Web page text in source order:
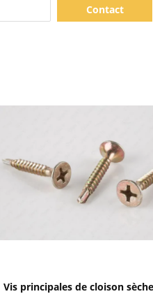
Contact
Vis principales de cloison